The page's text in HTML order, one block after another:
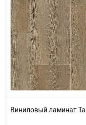
Виниловый ламинат